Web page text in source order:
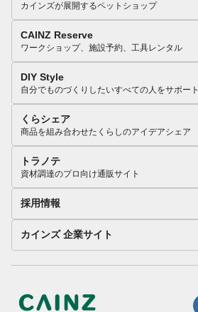
カインズが展開するペットショップ
CAINZ Reserve
ワークショップ、施設予約、工具レンタル
DIY Style
自分でものづくりしたいすべての人をサポート
くらシェア
商品を組み合わせたくらしのアイデアシェア
トラノテ
資材調達のプロ向け通販サイト
採用情報
カインズ 企業サイト